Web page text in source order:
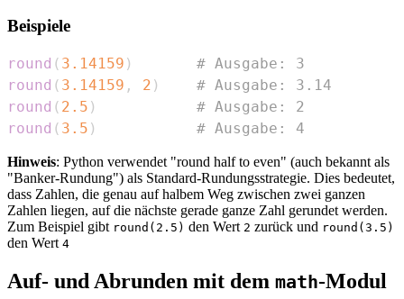
Beispiele
round ( 3.14159 )
# Ausgabe: 3
round ( 3.14159 , 2 )
# Ausgabe: 3.14
round ( 2.5 )
# Ausgabe: 2
round ( 3.5 ) # Ausgabe: 4
Hinweis: Python verwendet "round half to even" (auch bekannt als
"Banker-Rundung") als Standard-Rundungsstrategie. Dies bedeutet,
dass Zahlen, die genau auf halbem Weg zwischen zwei ganzen
Zahlen liegen, auf die nächste gerade ganze Zahl gerundet werden.
Zum Beispiel gibt round(2.5) den Wert 2 zurück und round(3.5)
den Wert 4
Auf- und Abrunden mit dem math-Modul